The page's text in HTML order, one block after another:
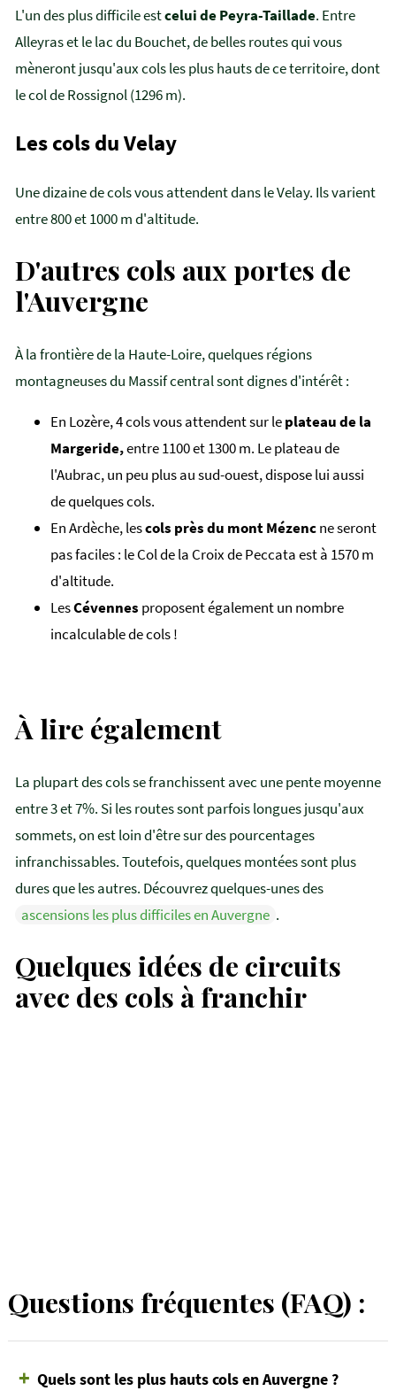
L'un des plus difficile estcelui de Peyra-Taillade. Entre
Alleyras et le lac du Bouchet, de belles routes qui vous
mèneront jusqu'aux cols les plus hauts de ce territoire, dont
le col de Rossignol (1296 m).
Les cols du Velay
Une dizaine de cols vous attendent dans le Velay. Ils varient
entre 800 et 1000 m d'altitude.
D'autres cols aux portes de
l'Auvergne
À la frontière de la Haute-Loire, quelques régions
montagneuses du Massif central sont dignes d'intérêt :
En Lozère, 4 cols vous attendent sur leplateau de la
Margeride,entre 1100 et 1300 m. Le plateau de
l'Aubrac, un peu plus au sud-ouest, dispose lui aussi
de quelques cols.
En Ardèche, lescols près du mont Mézencne seront
pas faciles : le Col de la Croix de Peccata est à 1570 m
d'altitude.
LesCévennes proposent également un nombre
incalculable de cols !
À lire également
La plupart des cols se franchissent avec une pente moyenne
entre 3 et 7%. Si les routes sont parfois longues jusqu'aux
sommets, on est loin d'être sur des pourcentages
infranchissables. Toutefois, quelques montées sont plus
dures que les autres. Découvrez quelques-unes des
ascensions les plus difficiles en Auvergne .
Quelques idées de circuits
avec des cols à franchir
Le Puy Mary à vélo
Questions fréquentes (FAQ) :
+ Quels sont les plus hauts cols en Auvergne ?